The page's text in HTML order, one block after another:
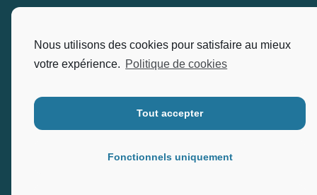
Adresse : Pôle D’Excellence, 22, Via Nova Bât I2B
Ingénierie – 83600 Fréjus.
Nous utilisons des cookies pour satisfaire au mieux
votre expérience. Politique de cookies
Tout accepter
Fonctionnels uniquement